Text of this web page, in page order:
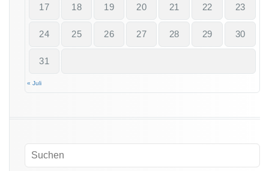
17 18 19 20 21 22 23
24 25 26 27 28 29 30
31
« Juli